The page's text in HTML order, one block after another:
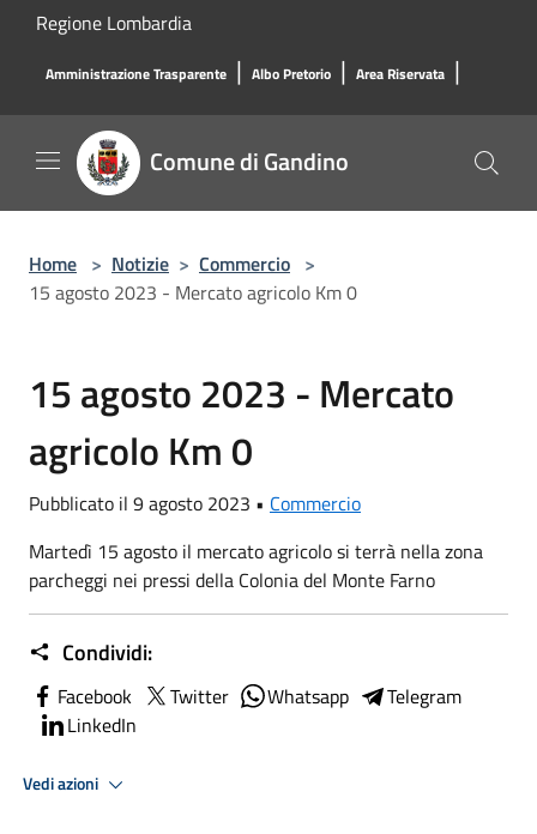
Salta al contenuto principale
Regione Lombardia
Amministrazione Trasparente | Albo Pretorio | Area Riservata |
Comune di Gandino
Home > Notizie > Commercio >
15 agosto 2023 - Mercato agricolo Km 0
15 agosto 2023 - Mercato
agricolo Km 0
Pubblicato il 9 agosto 2023 • Commercio
Martedì 15 agosto il mercato agricolo si terrà nella zona
parcheggi nei pressi della Colonia del Monte Farno
Condividi:
Facebook Twitter Whatsapp
Telegram
LinkedIn
Vedi azioni